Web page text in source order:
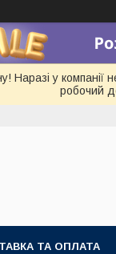
Наразі у
робочий
ТА ОПЛАТА